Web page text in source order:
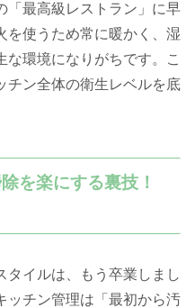
「最高級レストラン」に早
を使うため常に暖かく、湿
な環境になりがちです。こ
チン全体の衛生レベルを底
を楽にする裏技！
タイルは、もう卒業しまし
ッチン管理は「最初から汚